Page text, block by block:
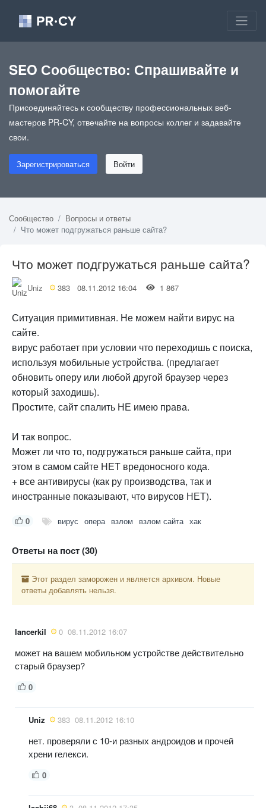
SEO Сообщество: Спрашивайте и
помогайте
Присоединяйтесь к сообществу профессиональных веб-
мастеров PR-CY, отвечайте на вопросы коллег и задавайте
свои.
Зарегистрироваться Войти
Сообщество
Вопросы и ответы
Что может подгружаться раньше сайта?
Что может подгружаться раньше сайта?
Uniz 383 08.11.2012 16:04 1 867
Ситуация примитивная. Не можем найти вирус на
сайте.
вирус работает при условии что переходишь с поиска,
используя мобильные устройства. (предлагает
обновить оперу или любой другой браузер через
который заходишь).
Простите, сайт спалить НЕ имею права.
И так вопрос.
Может ли что то, подгружаться раньше сайта, при
этом в самом сайте НЕТ вредоносного кода.
+ все антивирусы (как ру производства, так и
иностранные показывают, что вирусов НЕТ).
0 вирус опера взлом взлом сайта хак
Ответы на пост (30)
Этот раздел заморожен и является архивом. Новые
ответы добавлять нельзя.
lancerkil 0 08.11.2012 16:07
может на вашем мобильном устройстве действительно
старый браузер?
0
Uniz 383 08.11.2012 16:10
нет. проверяли с 10-и разных андроидов и прочей
хрени гелекси.
0